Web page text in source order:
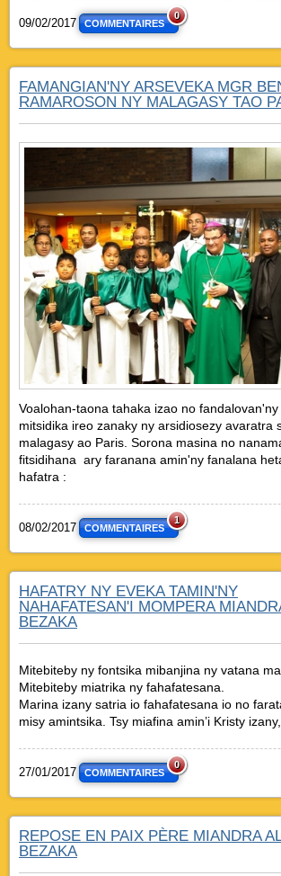
09/02/2017 COMMENTAIRES
0
FAMANGIAN'NY ARSEVEKA MGR
RAMAROSON NY MALAGASY TAO
Voalohan-taona tahaka izao no fandalovan'ny
mitsidika ireo zanaky ny arsidiosezy avaratra
malagasy ao Paris. Sorona masina no
fitsidihana ary faranana amin'ny fanalana
hafatra :
08/02/2017 COMMENTAIRES
1
HAFATRY NY EVEKA TAMIN'NY
NAHAFATESAN'I MOMPERA
BEZAKA
Mitebiteby ny fontsika mibanjina ny vatana
Mitebiteby miatrika ny fahafatesana.
Marina izany satria io fahafatesana io no
misy amintsika. Tsy miafina amin’i Kristy izany,
27/01/2017 COMMENTAIRES
0
REPOSE EN PAIX PÈRE MIANDRA
BEZAKA